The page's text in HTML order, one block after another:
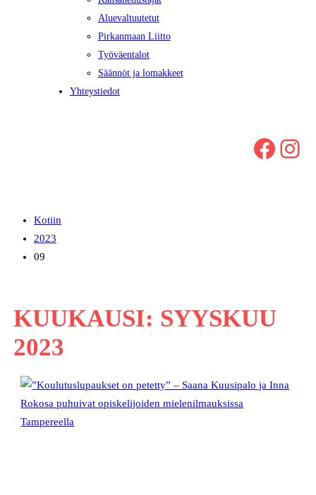
Aluevaltuutetut
Pirkanmaan Liitto
Työväentalot
Säännöt ja lomakkeet
Yhteystiedot
Facebook Instagram
Kotiin
2023
09
KUUKAUSI: SYYSKUU
2023